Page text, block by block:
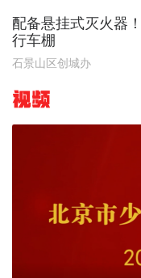
配备悬挂式灭火器
行车棚
石景山区创城办
视频